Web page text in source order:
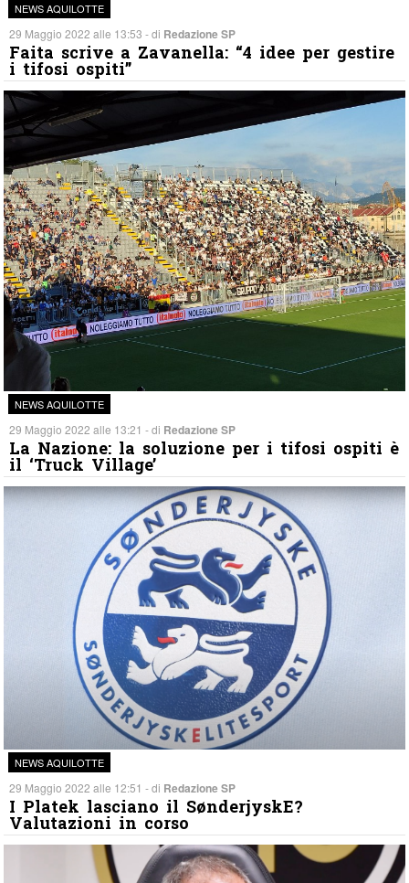
NEWS AQUILOTTE
29 Maggio 2022 alle 13:53 - di Redazione SP
Faita scrive a Zavanella: “4 idee per gestire
i tifosi ospiti”
NEWS AQUILOTTE
29 Maggio 2022 alle 13:21 - di Redazione SP
La Nazione: la soluzione per i tifosi ospiti è
il ‘Truck Village’
NEWS AQUILOTTE
29 Maggio 2022 alle 12:51 - di Redazione SP
I Platek lasciano il SønderjyskE?
Valutazioni in corso